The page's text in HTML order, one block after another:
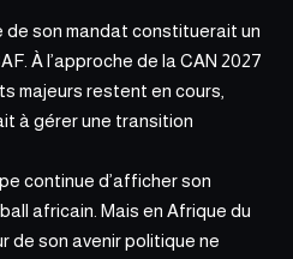
de son mandat constituerait un
À l’approche de la CAN 2027
majeurs restent en cours,
à gérer une transition
continue d’afficher son
africain. Mais en Afrique du
de son avenir politique ne